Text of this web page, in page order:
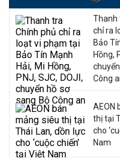
Thanh
chỉ ra
Bảo
Hồng,
Công
AEON
thị tại
cho
Nam